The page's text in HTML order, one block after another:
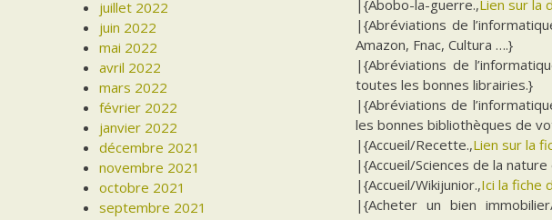
|{Abobo-la-guerre.,Lien sur la
|{Abréviations de
Amazon, Fnac, Cultura ….}
|{Abréviations de
toutes les bonnes librairies.}
|{Abréviations de
les bonnes bibliothèques de
|{Accueil/Recette.,Lien sur la
|{Accueil/Sciences de la
|{Accueil/Wikijunior.,Ici la fiche
|{Acheter un bien
juillet 2022
juin 2022
mai 2022
avril 2022
mars 2022
février 2022
janvier 2022
décembre 2021
novembre 2021
octobre 2021
septembre 2021